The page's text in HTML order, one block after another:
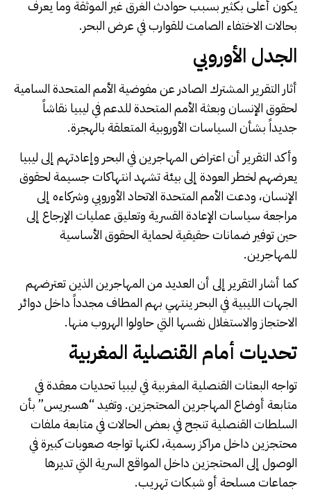
يكون أعلى بكثير بسبب حوادث الغرق غير الموثقة وما يعرف
بحالات الاختفاء الصامت للقوارب في عرض البحر.
الجدل الأوروبي
أثار التقرير المشترك الصادر عن مفوضية الأمم المتحدة السامية
لحقوق الإنسان وبعثة الأمم المتحدة للدعم في ليبيا نقاشاً
جديداً بشأن السياسات الأوروبية المتعلقة بالهجرة.
وأكد التقرير أن اعتراض المهاجرين في البحر وإعادتهم إلى ليبيا
يعرضهم لخطر العودة إلى بيئة تشهد انتهاكات جسيمة لحقوق
الإنسان، ودعت الأمم المتحدة الاتحاد الأوروبي وشركاءه إلى
مراجعة سياسات الإعادة القسرية وتعليق عمليات الإرجاع إلى
حين توفير ضمانات حقيقية لحماية الحقوق الأساسية
للمهاجرين.
كما أشار التقرير إلى أن العديد من المهاجرين الذين تعترضهم
الجهات الليبية في البحر ينتهي بهم المطاف مجدداً داخل دوائر
الاحتجاز والاستغلال نفسها التي حاولوا الهروب منها.
تحديات أمام القنصلية المغربية
تواجه البعثات القنصلية المغربية في ليبيا تحديات معقدة في
متابعة أوضاع المهاجرين المحتجزين. وتفيد “هسبريس” بأن
السلطات القنصلية تنجح في بعض الحالات في متابعة ملفات
محتجزين داخل مراكز رسمية، لكنها تواجه صعوبات كبيرة في
الوصول إلى المحتجزين داخل المواقع السرية التي تديرها
جماعات مسلحة أو شبكات تهريب.